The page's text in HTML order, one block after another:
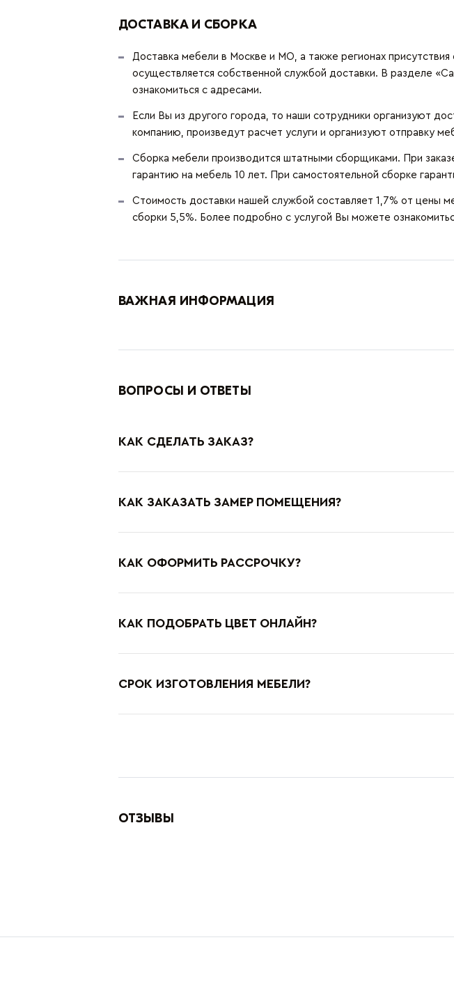
ДОСТАВКА И СБОРКА
Доставка мебели в Москве и МО, а также регионах присутствия
осуществляется собственной службой доставки. В разделе
ознакомиться с адресами.
Если Вы из другого города, то наши сотрудники организуют
компанию, произведут расчет услуги и организуют отправку
Сборка мебели производится штатными сборщиками. При
гарантию на мебель 10 лет. При самостоятельной сборке
Стоимость доставки нашей службой составляет 1,7% от цены
сборки 5,5%. Более подробно с услугой Вы можете
ВАЖНАЯ ИНФОРМАЦИЯ
ВОПРОСЫ И ОТВЕТЫ
КАК СДЕЛАТЬ ЗАКАЗ?
КАК ЗАКАЗАТЬ ЗАМЕР ПОМЕЩЕНИЯ?
КАК ОФОРМИТЬ РАССРОЧКУ?
КАК ПОДОБРАТЬ ЦВЕТ ОНЛАЙН?
СРОК ИЗГОТОВЛЕНИЯ МЕБЕЛИ?
ОТЗЫВЫ